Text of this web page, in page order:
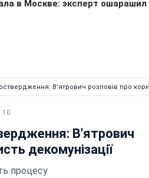
В'ятрович розповів про
В'ятрович
декомунізації
процесу